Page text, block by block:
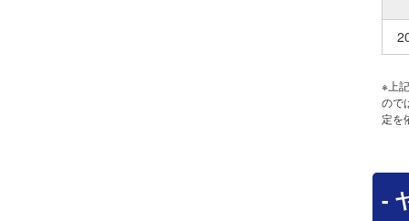
※上
ので
定を
-